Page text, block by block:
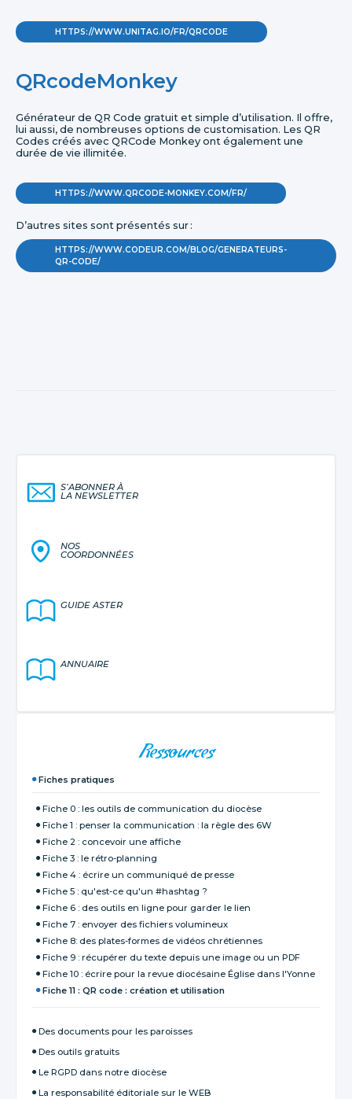
HTTPS://WWW.UNITAG.IO/FR/QRCODE
QRcodeMonkey
Générateur de QR Code gratuit et simple d’utilisation. Il offre,
lui aussi, de nombreuses options de customisation. Les QR
Codes créés avec QRCode Monkey ont également une
durée de vie illimitée.
HTTPS://WWW.QRCODE-MONKEY.COM/FR/
D’autres sites sont présentés sur :
HTTPS://WWW.CODEUR.COM/BLOG/GENERATEURS-
QR-CODE/
S’ABONNER À
LA NEWSLETTER
NOS
COORDONNÉES
GUIDE ASTER
ANNUAIRE
Ressources
Fiches pratiques
Fiche 0 : les outils de communication du diocèse
Fiche 1 : penser la communication : la règle des 6W
Fiche 2 : concevoir une affiche
Fiche 3 : le rétro-planning
Fiche 4 : écrire un communiqué de presse
Fiche 5 : qu'est-ce qu'un #hashtag ?
Fiche 6 : des outils en ligne pour garder le lien
Fiche 7 : envoyer des fichiers volumineux
Fiche 8: des plates-formes de vidéos chrétiennes
Fiche 9 : récupérer du texte depuis une image ou un PDF
Fiche 10 : écrire pour la revue diocésaine Église dans l'Yonne
Fiche 11 : QR code : création et utilisation
Des documents pour les paroisses
Des outils gratuits
Le RGPD dans notre diocèse
La responsabilité éditoriale sur le WEB